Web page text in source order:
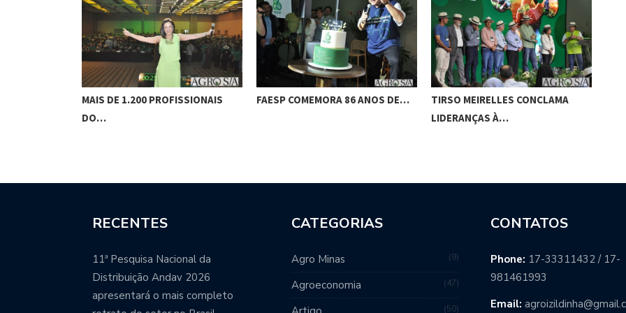
MAIS DE 1.200 PROFISSIONAIS
DO…
FAESP COMEMORA 86 ANOS DE…
TIRSO MEIRELLES CONCLAMA
LIDERANÇAS À…
RECENTES
11ª Pesquisa Nacional da
Distribuição Andav 2026
apresentará o mais completo
CATEGORIAS
Agro Minas 9
Agroeconomia 47
50
CONTATOS
Phone: 17-33311432 / 17-
981461993
Email: